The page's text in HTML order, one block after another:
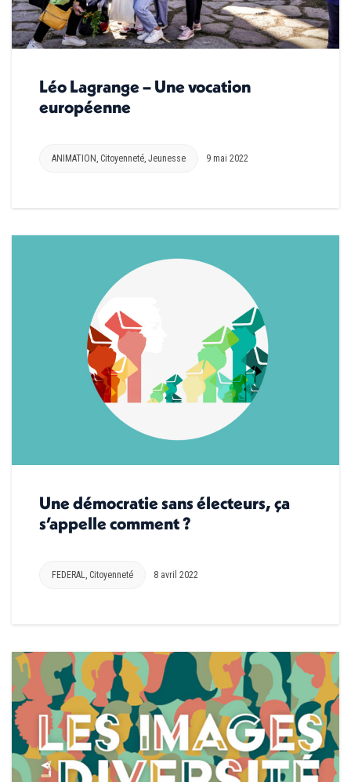
Léo Lagrange – Une vocation
européenne
ANIMATION , Citoyenneté, Jeunesse 9 mai 2022
Une démocratie sans électeurs, ça
s’appelle comment ?
FEDERAL, Citoyenneté 8 avril 2022